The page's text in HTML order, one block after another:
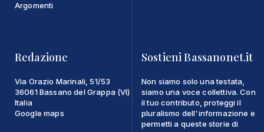
Argomenti
Redazione
Via Orazio Marinali, 51/53
36061 Bassano del Grappa (VI)
Italia
Google maps
Sostieni Bassanonet.it
Non siamo solo una testata,
siamo una voce collettiva. Con
il tuo contributo, proteggi il
pluralismo dell'informazione e
permetti a queste storie di